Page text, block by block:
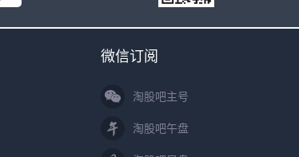
微信订阅
淘股吧主号
淘股吧午盘